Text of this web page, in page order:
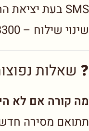
SMS בעת יציאת החבילה.
שינוי שילוח – 08-8683300.
❓ שאלות
מה קורה אם לא
תתואם מסירה